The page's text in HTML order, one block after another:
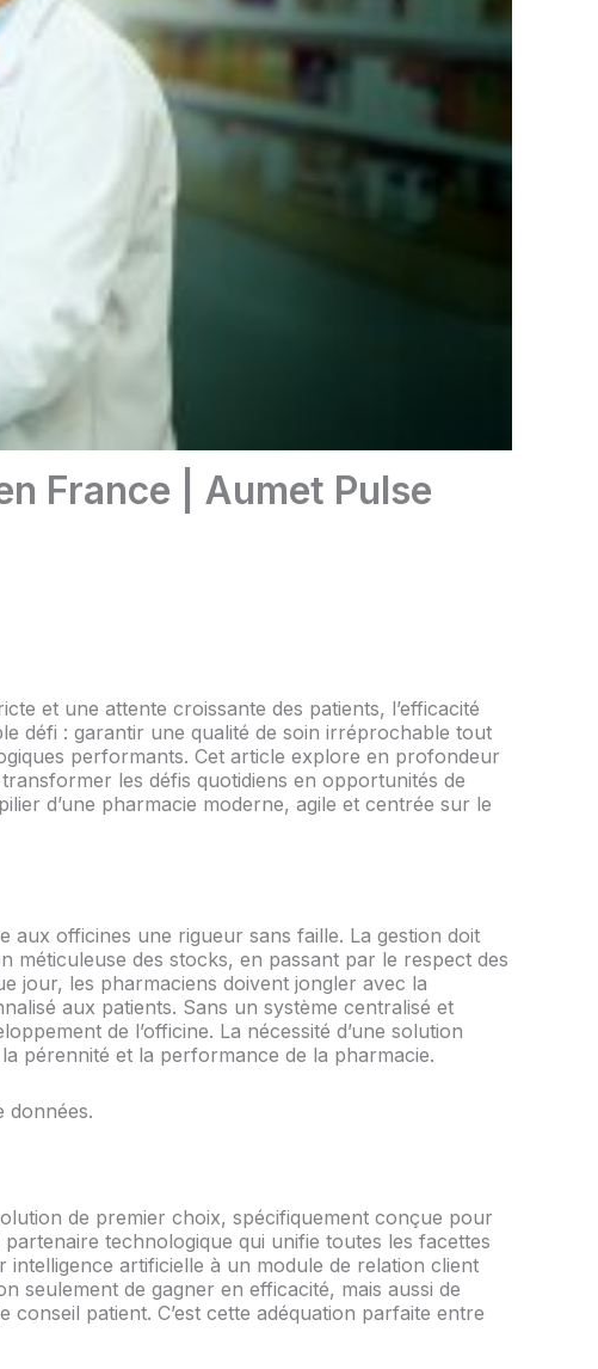
France | Aumet Pulse
et une attente croissante des patients, l’efficacité
défi : garantir une qualité de soin irréprochable tout
performants. Cet article explore en profondeur
les défis quotidiens en opportunités de
d’une pharmacie moderne, agile et centrée sur le
aux officines une rigueur sans faille. La gestion doit
méticuleuse des stocks, en passant par le respect des
jour, les pharmaciens doivent jongler avec la
aux patients. Sans un système centralisé et
de l’officine. La nécessité d’une solution
pérennité et la performance de la pharmacie.
de premier choix, spécifiquement conçue pour
technologique qui unifie toutes les facettes
intelligence artificielle à un module de relation client
seulement de gagner en efficacité, mais aussi de
patient. C’est cette adéquation parfaite entre